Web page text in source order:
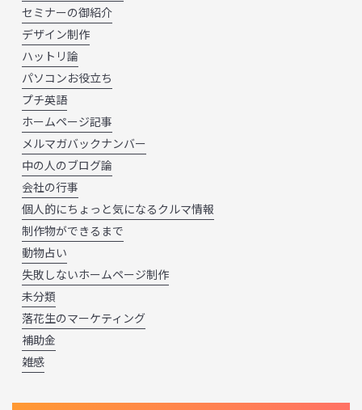
セミナーの御紹介
デザイン制作
ハットリ論
パソコンお役立ち
プチ英語
ホームページ記事
メルマガバックナンバー
中の人のブログ論
会社の行事
個人的にちょっと気になるクルマ情報
制作物ができるまで
動物占い
失敗しないホームページ制作
未分類
落花生のマーケティング
補助金
雑感